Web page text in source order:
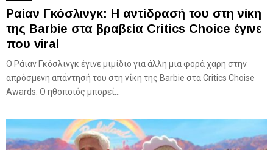
Ραίαν Γκόσλινγκ: Η αντίδρασή του στη νίκη
της Barbie στα βραβεία Critics Choice έγινε
που viral
Ο Ράιαν Γκόσλινγκ έγινε μιμίδιο για άλλη μια φορά χάρη στην
απρόσμενη απάντησή του στη νίκη της Barbie στα Critics Choise
Awards. Ο ηθοποιός μπορεί...